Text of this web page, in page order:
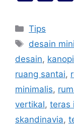
p
y
Li
n
k
s
A
p
p
Tips
desain
desain,
ruang santai,
minimalis,
vertikal, teras
skandinavia,